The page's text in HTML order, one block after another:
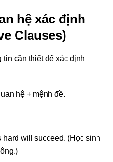
hệ xác định
Clauses)
cần thiết để xác định
hệ + mệnh đề.
hard will succeed. (Học sinh